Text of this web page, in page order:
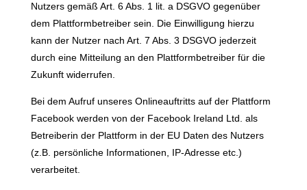
Nutzers gemäß Art. 6 Abs. 1 lit. a DSGVO gegenüber
dem Plattformbetreiber sein. Die Einwilligung hierzu
kann der Nutzer nach Art. 7 Abs. 3 DSGVO jederzeit
durch eine Mitteilung an den Plattformbetreiber für die
Zukunft widerrufen.
Bei dem Aufruf unseres Onlineauftritts auf der Plattform
Facebook werden von der Facebook Ireland Ltd. als
Betreiberin der Plattform in der EU Daten des Nutzers
(z.B. persönliche Informationen, IP-Adresse etc.)
verarbeitet.